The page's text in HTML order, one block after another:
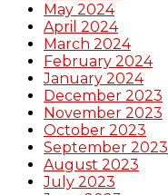
May 2024
April 2024
March 2024
February 2024
January 2024
December 2023
November 2023
October 2023
September 2023
August 2023
July 2023